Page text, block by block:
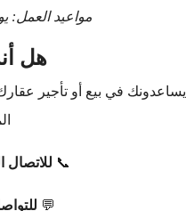
مواعيد العمل: يوميًا من 9
هل
يساعدونك في بيع أو تأجير
📞 للاتصال
💬